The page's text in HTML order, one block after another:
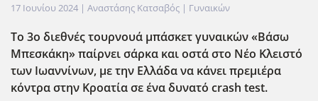
17 Ιουνίου 2024 | Αναστάσης Κατσαβός | Γυναικών
Το 3ο διεθνές τουρνουά μπάσκετ γυναικών «Βάσω
Μπεσκάκη» παίρνει σάρκα και οστά στο Νέο Κλειστό
των Ιωαννίνων, με την Ελλάδα να κάνει πρεμιέρα
κόντρα στην Κροατία σε ένα δυνατό crash test.